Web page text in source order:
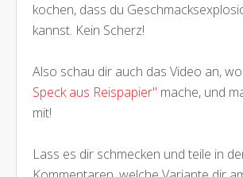
kochen, dass du
kannst. Kein Scherz!
Also schau dir auch das Video an,
Speck aus Reispapier" mache, und
mit!
Lass es dir schmecken und teile in